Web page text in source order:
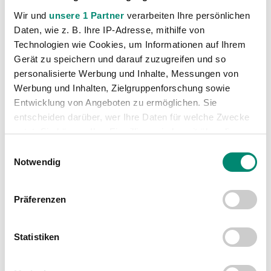
Wir und unsere 1 Partner verarbeiten Ihre persönlichen
Daten, wie z. B. Ihre IP-Adresse, mithilfe von
Technologien wie Cookies, um Informationen auf Ihrem
Gerät zu speichern und darauf zuzugreifen und so
personalisierte Werbung und Inhalte, Messungen von
Werbung und Inhalten, Zielgruppenforschung sowie
Entwicklung von Angeboten zu ermöglichen. Sie
entscheiden darüber, wer Ihre Daten für welche Zwecke
nutzt. Sie können Ihre Einwilligung jederzeit über die
Trigger Symbol ändern oder widerrufen
Erfahren Sie mehr darüber, wie Ihre persönlichen Daten
verarbeitet werden, und legen Sie Ihre Präferenzen im
Wir verwenden Cookies, um Inhalte und Anzeigen zu
Notwendig
Präferenzen
Statistiken
Christoph Lang: „Wollen uns jetzt mit drei Punkten belohnen“ Manuel Burghart in das ungarische U17-Nationalteam einberufen
WEITERE NEWS